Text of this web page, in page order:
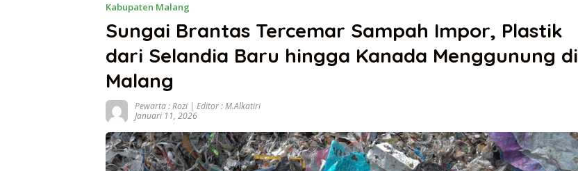
Kabupaten Malang
Sungai Brantas Tercemar Sampah Impor, Plastik
dari Selandia Baru hingga Kanada Menggunung di
Malang
Pewarta : Rozi | Editor : M.Alkatiri
Januari 11, 2026